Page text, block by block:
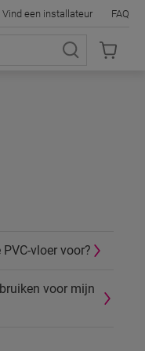
Vind een installateur FAQ
vloer voor?
voor mijn